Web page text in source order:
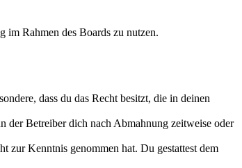
im Rahmen des Boards zu nutzen.
dass du das Recht besitzt, die in deinen
der Betreiber dich nach Abmahnung zeitweise oder
zur Kenntnis genommen hat. Du gestattest dem